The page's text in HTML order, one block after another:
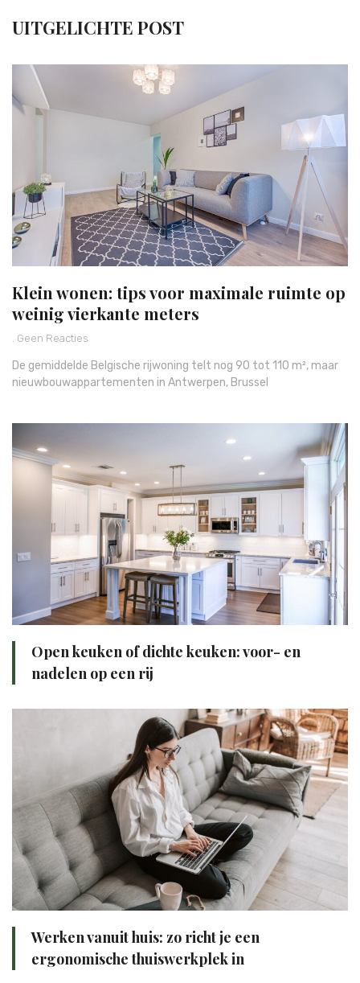
UITGELICHTE POST
Klein wonen: tips voor maximale ruimte op
weinig vierkante meters
Geen Reacties
De gemiddelde Belgische rijwoning telt nog 90 tot 110 m², maar
nieuwbouwappartementen in Antwerpen, Brussel
Open keuken of dichte keuken: voor- en
nadelen op een rij
Werken vanuit huis: zo richt je een
ergonomische thuiswerkplek in